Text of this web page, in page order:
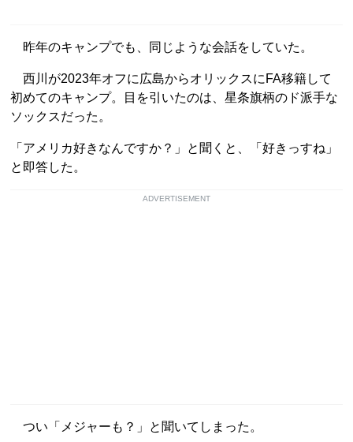
昨年のキャンプでも、同じような会話をしていた。
西川が2023年オフに広島からオリックスにFA移籍して
初めてのキャンプ。目を引いたのは、星条旗柄のド派手な
ソックスだった。
「アメリカ好きなんですか？」と聞くと、「好きっすね」
と即答した。
ADVERTISEMENT
つい「メジャーも？」と聞いてしまった。